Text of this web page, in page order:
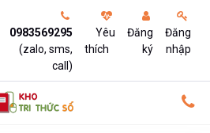
0983569295
(zalo, sms,
call)
Yêu
thích
Đăng
ký
Đăng
nhập